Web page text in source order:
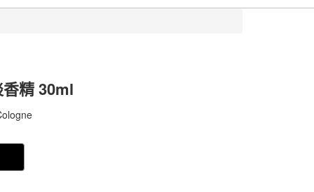
精 30ml